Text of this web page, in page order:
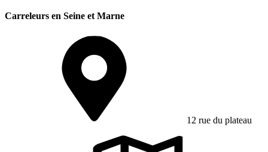
Carreleurs en Seine et Marne
12 rue du plateau